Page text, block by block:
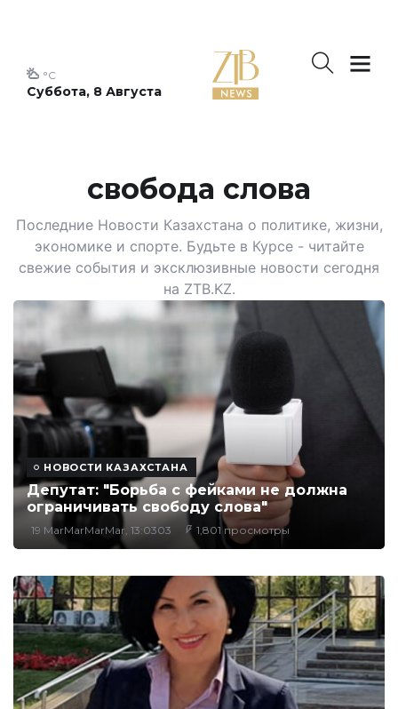
Суббота, 8 Августа
°C
свобода слова
Последние Новости Казахстана о политике, жизни,
экономике и спорте. Будьте в Курсе - читайте
свежие события и эксклюзивные новости сегодня
на ZTB.KZ.
НОВОСТИ КАЗАХСТАНА
Депутат: "Борьба с фейками не должна
ограничивать свободу слова"
19 MarMarMarMar, 13:0303 1,801 просмотры